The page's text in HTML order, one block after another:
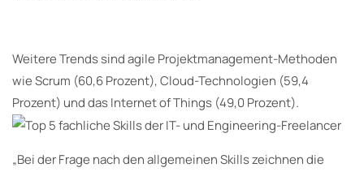
Weitere Trends sind agile Projektmanagement-Methoden
wie Scrum (60,6 Prozent), Cloud-Technologien (59,4
Prozent) und das Internet of Things (49,0 Prozent).
„Bei der Frage nach den allgemeinen Skills zeichnen die